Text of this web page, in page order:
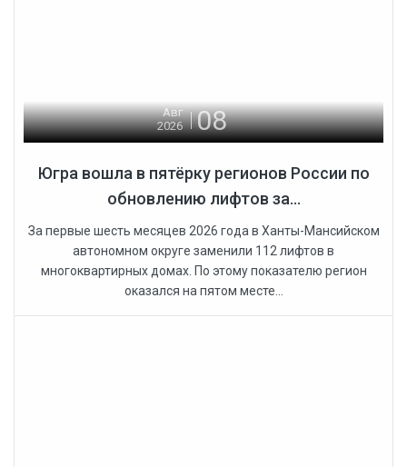
Авг
2026
08
Югра вошла в пятёрку регионов России по
обновлению лифтов за...
За первые шесть месяцев 2026 года в Ханты-Мансийском
автономном округе заменили 112 лифтов в
многоквартирных домах. По этому показателю регион
оказался на пятом месте...